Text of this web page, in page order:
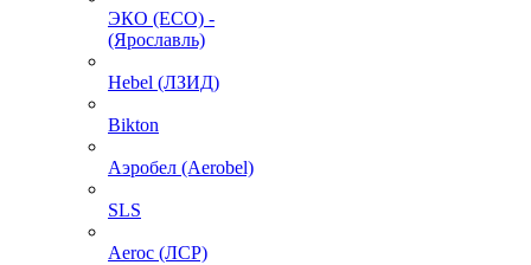
ЭКО (ECO) -
(Ярославль)
Hebel (ЛЗИД)
Bikton
Аэробел (Aerobel)
SLS
Aeroc (ЛСР)